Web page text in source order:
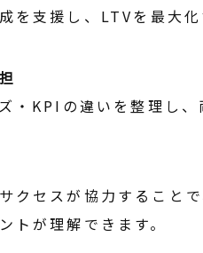
を支援し、LTVを最大
・KPIの違いを整理し
クセスが協力すること
トが理解できます。